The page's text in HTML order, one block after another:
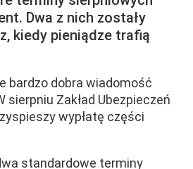
Dwa z nich zostały
kiedy pieniądze trafią
bardzo dobra wiadomość
sierpniu Zakład Ubezpieczeń
wypłatę części
standardowe terminy